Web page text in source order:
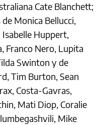
Cate Blanchett;
Monica Bellucci,
Huppert,
Franco Nero, Lupita
Swinton y de
Tim Burton, Sean
Costa-Gavras,
Mati Diop, Coralie
Mike